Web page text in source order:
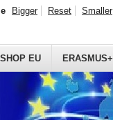
EU ERASMUS+
Bigger Reset Smaller